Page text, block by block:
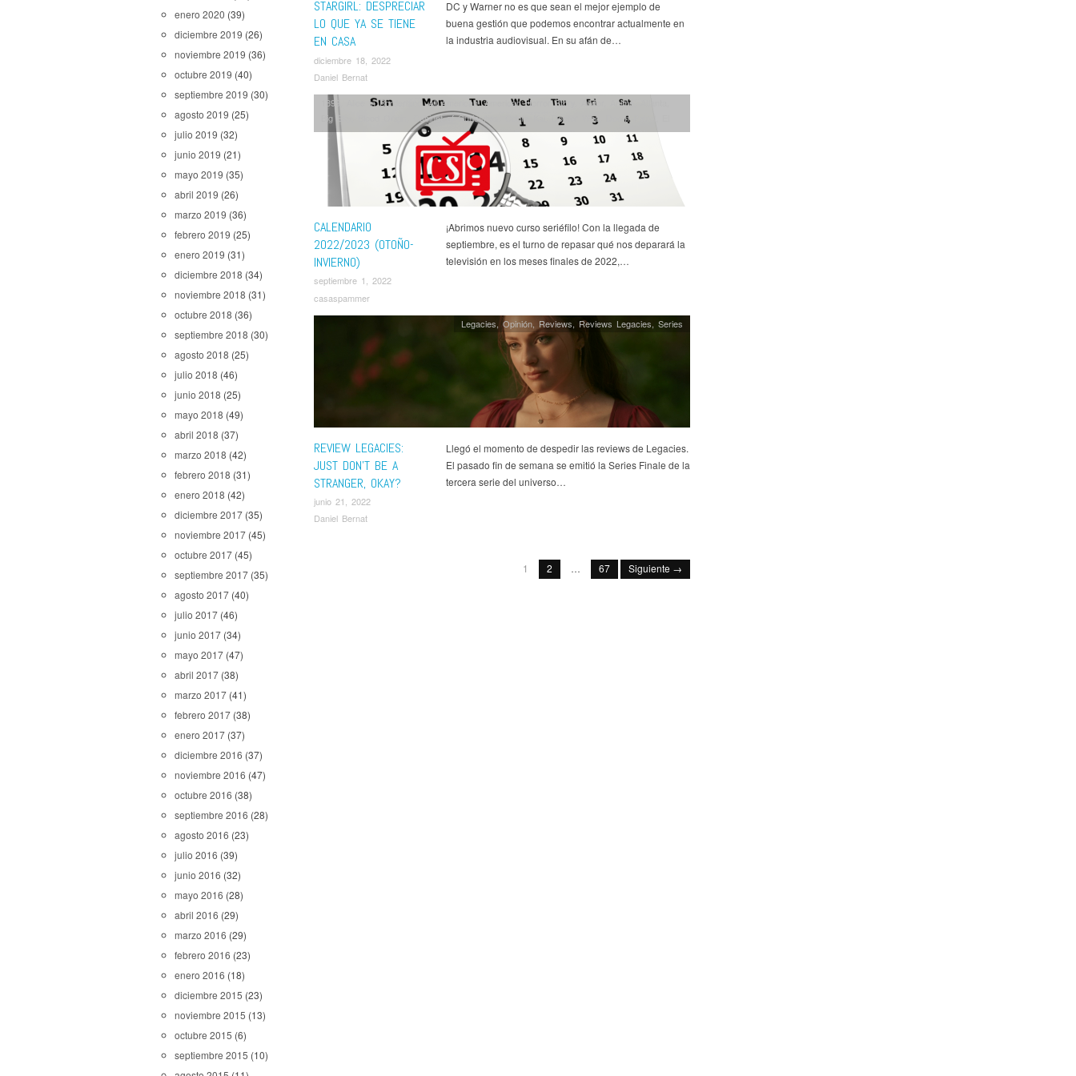
enero 2020 (39)
diciembre 2019 (26)
noviembre 2019 (36)
octubre 2019 (40)
septiembre 2019 (30)
agosto 2019 (25)
julio 2019 (32)
junio 2019 (21)
mayo 2019 (35)
abril 2019 (26)
marzo 2019 (36)
febrero 2019 (25)
enero 2019 (31)
diciembre 2018 (34)
noviembre 2018 (31)
octubre 2018 (36)
septiembre 2018 (30)
agosto 2018 (25)
julio 2018 (46)
junio 2018 (25)
mayo 2018 (49)
abril 2018 (37)
marzo 2018 (42)
febrero 2018 (31)
enero 2018 (42)
diciembre 2017 (35)
noviembre 2017 (45)
octubre 2017 (45)
septiembre 2017 (35)
agosto 2017 (40)
julio 2017 (46)
junio 2017 (34)
mayo 2017 (47)
abril 2017 (38)
marzo 2017 (41)
febrero 2017 (38)
enero 2017 (37)
diciembre 2016 (37)
noviembre 2016 (47)
octubre 2016 (38)
septiembre 2016 (28)
agosto 2016 (23)
julio 2016 (39)
junio 2016 (32)
mayo 2016 (28)
abril 2016 (29)
marzo 2016 (29)
febrero 2016 (23)
enero 2016 (18)
diciembre 2015 (23)
noviembre 2015 (13)
octubre 2015 (6)
septiembre 2015 (10)
STARGIRL: DESPRECIAR
LO QUE YA SE TIENE
EN CASA
diciembre 18, 2022
Daniel Bernat
DC y Warner no es que sean el mejor ejemplo de
buena gestión que podemos encontrar actualmente en
la industria audiovisual. En su afán de…
CALENDARIO
2022/2023 (OTOÑO-
INVIERNO)
septiembre 1, 2022
casaspammer
1899 Alice in Borderland ,All American,American Horror Story Andor Anime
Big Sky
Cabinet of Curiosities Cobra Kai Doctor Who Doom Patrol
Inmortal,His Dark Materials,Historias para no Dormir,Jack Ryan,La Novia Gitana,
Lord of the Rings: The Rings of Power,Manifest ,Midnight Club Mosquito Coast
Hero Academia
Mythic Quest ,Noticias , Pantheon,Rick and Morty Series Shantaram
Slow Horses
Spy x Family,Star Wars, Stargirl Tales of the Jedi The Crown ,The
Good Doctor
The Good Fight,The Handmaid's Tale, The Peripheral The Rookie
Walking Dead
The White Lotus ,Titans ,Un Asunto Privado Wednesday ¡García!
¡Abrimos nuevo curso seriéfilo! Con la llegada de
septiembre, es el turno de repasar qué nos deparará la
televisión en los meses finales de 2022,…
REVIEW LEGACIES:
JUST DON’T BE A
STRANGER, OKAY?
junio 21, 2022
Daniel Bernat
Legacies,Opinión Reviews, Reviews Legacies,Series
Llegó el momento de despedir las reviews de Legacies.
El pasado fin de semana se emitió la Series Finale de la
tercera serie del universo…
1 2 … 67 Siguiente →